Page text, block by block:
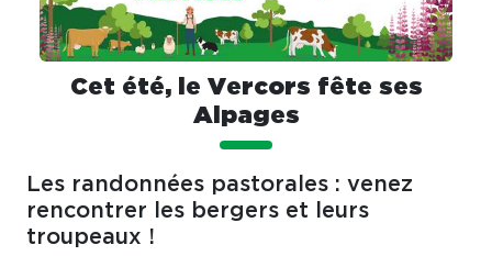
Cet été, le Vercors fête ses
Alpages
Les randonnées pastorales : venez
rencontrer les bergers et leurs
troupeaux !